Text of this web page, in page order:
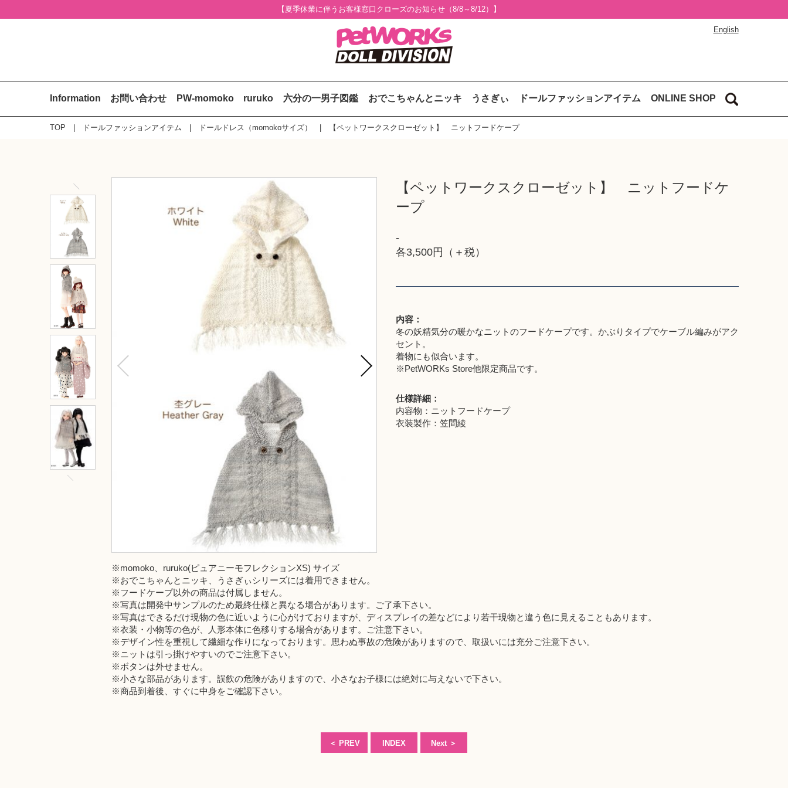
【夏季休業に伴うお客様窓口クローズのお知らせ（8/8～8/12）】
English
Information お問い合わせ PW-momoko ruruko 六分の一男子図鑑 おでこちゃんとニッキ うさぎぃ ドールファッションアイテム ONLINE SHOP
TOP ドールファッションアイテム ドールドレス（momokoサイズ） 【ペットワークスクローゼット】 ニットフードケープ
【ペットワークスクローゼット】 ニットフードケ
ープ
-
各3,500円（＋税）
内容：
冬の妖精気分の暖かなニットのフードケープです。かぶりタイプでケーブル編みがアク
セント。
着物にも似合います。
※PetWORKs Store他限定商品です。
仕様詳細：
内容物：ニットフードケープ
衣装製作：笠間綾
※momoko、ruruko(ピュアニーモフレクションXS) サイズ
※おでこちゃんとニッキ、うさぎぃシリーズには着用できません。
※フードケープ以外の商品は付属しません。
※写真は開発中サンプルのため最終仕様と異なる場合があります。ご了承下さい。
※写真はできるだけ現物の色に近いように心がけておりますが、ディスプレイの差などにより若干現物と違う色に見えることもあります。
※衣装・小物等の色が、人形本体に色移りする場合があります。ご注意下さい。
※デザイン性を重視して繊細な作りになっております。思わぬ事故の危険がありますので、取扱いには充分ご注意下さい。
※ニットは引っ掛けやすいのでご注意下さい。
※ボタンは外せません。
※小さな部品があります。誤飲の危険がありますので、小さなお子様には絶対に与えないで下さい。
※商品到着後、すぐに中身をご確認下さい。
＜ PREV INDEX Next ＞